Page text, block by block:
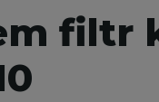
filtr